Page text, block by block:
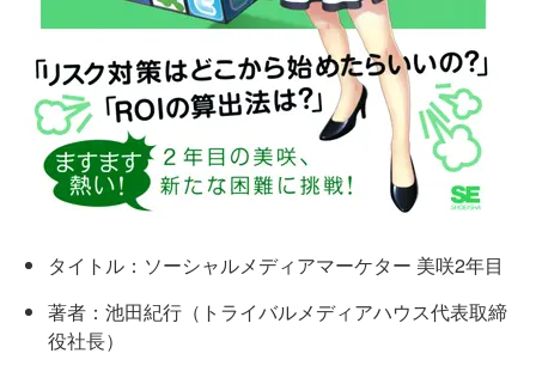
タイトル：ソーシャルメディアマーケター 美咲2年目
著者：池田紀行（トライバルメディアハウス代表取締
役社長）